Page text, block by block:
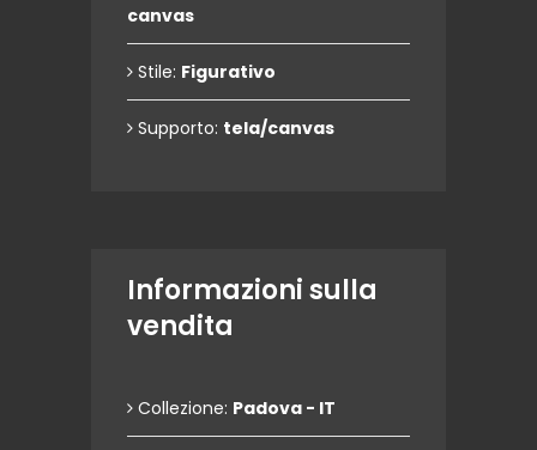
canvas
Stile: Figurativo
Supporto: tela/canvas
Informazioni sulla
vendita
Collezione: Padova - IT